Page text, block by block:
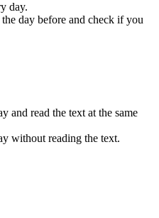
day.
day before and check if you
and read the text at the same
without reading the text.